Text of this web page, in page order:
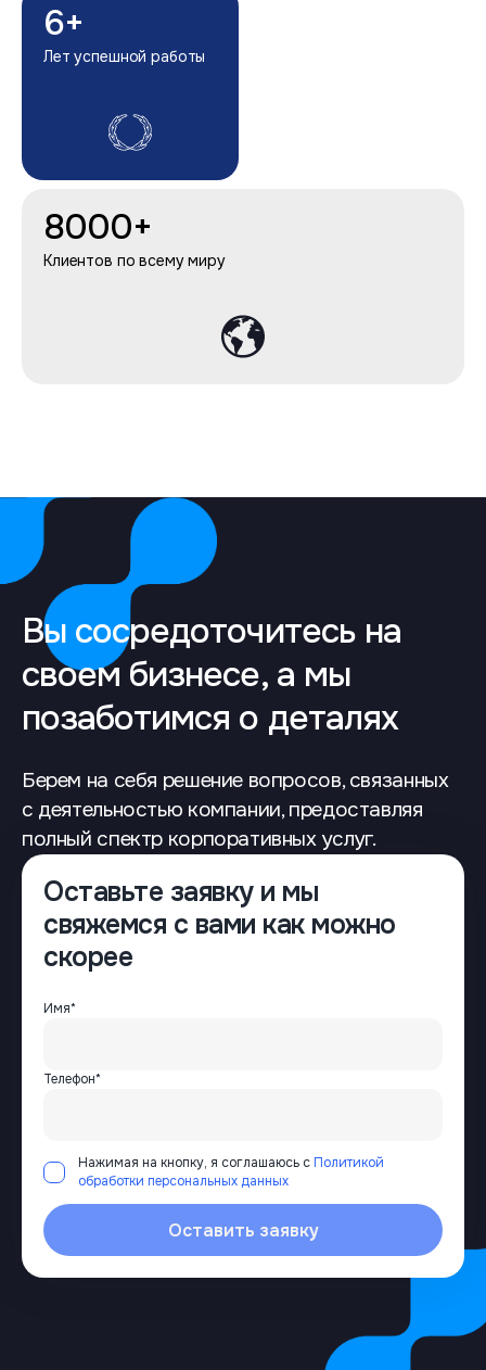
8000+
Клиентов по всему миру
6+
Лет успешной работы
Вы сосредоточитесь на
своем бизнесе, а мы
позаботимся о деталях
Берем на себя решение вопросов, связанных
с деятельностью компании, предоставляя
полный спектр корпоративных услуг.
Оставьте заявку и мы
свяжемся с вами как можно
скорее
Имя*
Телефон*
Нажимая на кнопку, я соглашаюсь с Политикой
обработки персональных данных
Оставить заявку